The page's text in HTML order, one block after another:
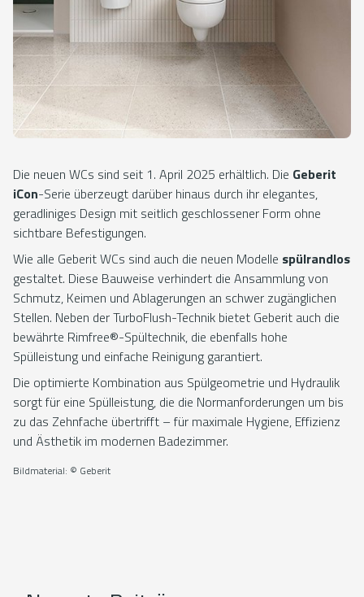
Die neuen WCs sind seit 1. April 2025 erhältlich. Die Geberit
iCon-Serie überzeugt darüber hinaus durch ihr elegantes,
geradliniges Design mit seitlich geschlossener Form ohne
sichtbare Befestigungen.
Wie alle Geberit WCs sind auch die neuen Modelle spülrandlos
gestaltet. Diese Bauweise verhindert die Ansammlung von
Schmutz, Keimen und Ablagerungen an schwer zugänglichen
Stellen. Neben der TurboFlush-Technik bietet Geberit auch die
bewährte Rimfree®-Spültechnik, die ebenfalls hohe
Spülleistung und einfache Reinigung garantiert.
Die optimierte Kombination aus Spülgeometrie und Hydraulik
sorgt für eine Spülleistung, die die Normanforderungen um bis
zu das Zehnfache übertrifft – für maximale Hygiene, Effizienz
und Ästhetik im modernen Badezimmer.
Bildmaterial: © Geberit